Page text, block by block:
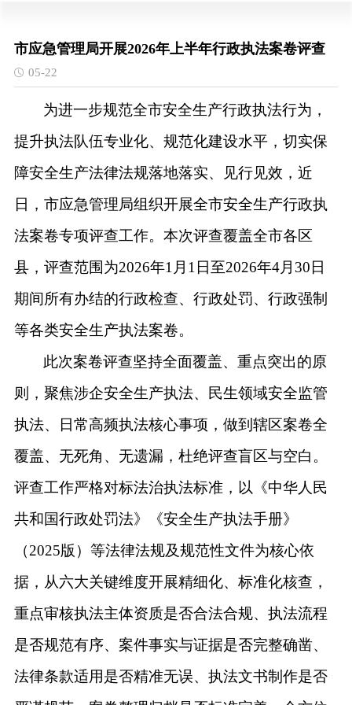
市应急管理局开展2026年上半年行政执法案卷评查
05-22
为进一步规范全市安全生产行政执法行为，
提升执法队伍专业化、规范化建设水平，切实保
障安全生产法律法规落地落实、见行见效，近
日，市应急管理局组织开展全市安全生产行政执
法案卷专项评查工作。本次评查覆盖全市各区
县，评查范围为2026年1月1日至2026年4月30日
期间所有办结的行政检查、行政处罚、行政强制
等各类安全生产执法案卷。
此次案卷评查坚持全面覆盖、重点突出的原
则，聚焦涉企安全生产执法、民生领域安全监管
执法、日常高频执法核心事项，做到辖区案卷全
覆盖、无死角、无遗漏，杜绝评查盲区与空白。
评查工作严格对标法治执法标准，以《中华人民
共和国行政处罚法》《安全生产执法手册》
（2025版）等法律法规及规范性文件为核心依
据，从六大关键维度开展精细化、标准化核查，
重点审核执法主体资质是否合法合规、执法流程
是否规范有序、案件事实与证据是否完整确凿、
法律条款适用是否精准无误、执法文书制作是否